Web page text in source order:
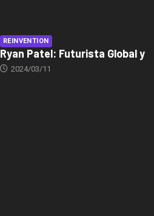
REINVENTION
Ryan Patel: Futurista Global y
2024/03/11